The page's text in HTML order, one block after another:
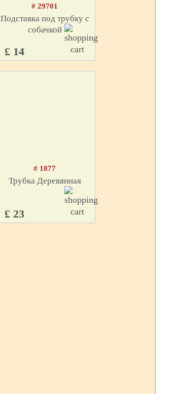
# 29701
Подставка под трубку с
собачкой
£ 14
# 1877
Трубка Деревянная
£ 23